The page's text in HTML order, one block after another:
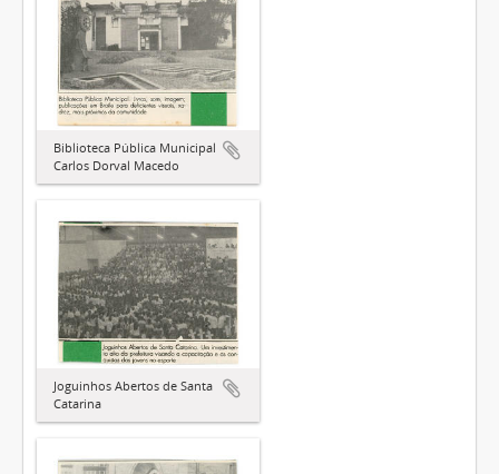
Biblioteca Pública Municipal
Carlos Dorval Macedo
Joguinhos Abertos de Santa
Catarina